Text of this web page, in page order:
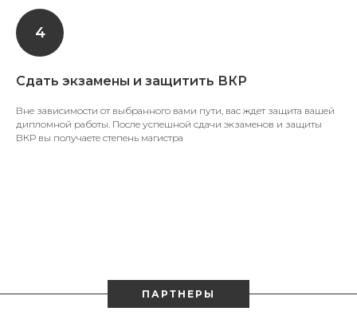
Сдать экзамены и защитить ВКР
Вне зависимости от выбранного вами пути, вас ждет защита вашей
дипломной работы. После успешной сдачи экзаменов и защиты
ВКР вы получаете степень магистра
ПАРТНЕРЫ